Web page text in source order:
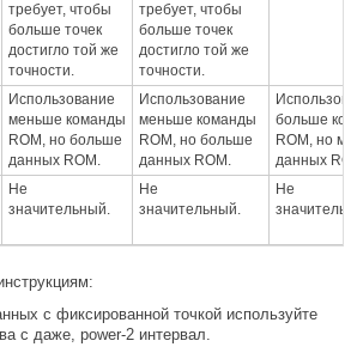
требует, чтобы
больше точек
достигло той же
точности.
требует, чтобы
больше точек
достигло той же
точности.
Использование
меньше команды
ROM, но больше
данных ROM.
Использование
меньше команды
ROM, но больше
данных ROM.
больше
ROM, но
данных
Не
значительный.
Не
значительный.
Не
с фиксированной точкой используйте
с даже, power-2 интервал.